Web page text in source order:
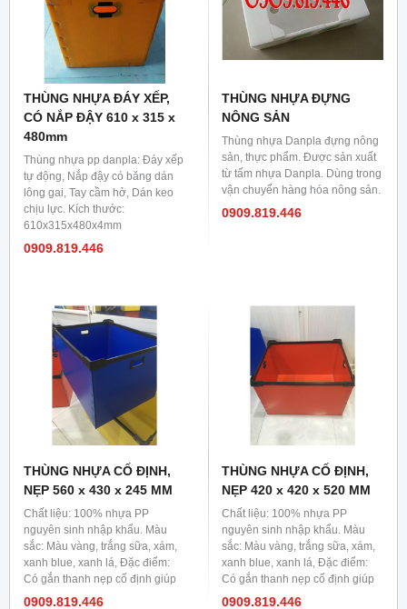
THÙNG NHỰA ĐÁY XẾP,
CÓ NẮP ĐẬY 610 x 315 x
480mm
Thùng nhựa pp danpla: Đáy xếp
tự động, Nắp đậy có băng dán
lông gai, Tay cầm hở, Dán keo
chịu lực. Kích thước:
610x315x480x4mm
0909.819.446
THÙNG NHỰA ĐỰNG
NÔNG SẢN
Thùng nhựa Danpla đựng nông
sản, thực phẩm. Được sản xuất
từ tấm nhựa Danpla. Dùng trong
vận chuyển hàng hóa nông sản.
0909.819.446
THÙNG NHỰA CỐ ĐỊNH,
NẸP 560 x 430 x 245 MM
Chất liệu: 100% nhựa PP
nguyên sinh nhập khẩu. Màu
sắc: Màu vàng, trắng sữa, xám,
xanh blue, xanh lá, Đặc điểm:
Có gắn thanh nẹp cố định giúp
thùng cứng cáp hơn, chống đỡ
0909.819.446
THÙNG NHỰA CỐ ĐỊNH,
NẸP 420 x 420 x 520 MM
Chất liệu: 100% nhựa PP
nguyên sinh nhập khẩu. Màu
sắc: Màu vàng, trắng sữa, xám,
xanh blue, xanh lá, Đặc điểm:
Có gắn thanh nẹp cố định giúp
thùng cứng cáp hơn, chống đỡ
0909.819.446